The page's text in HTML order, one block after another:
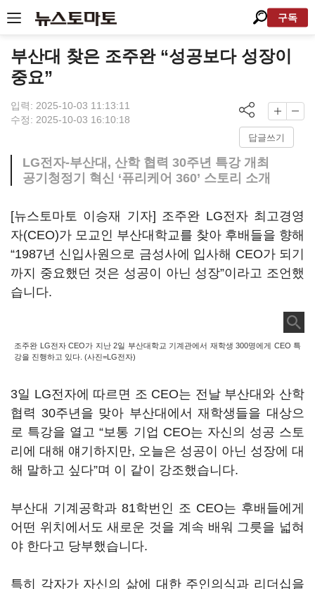
구독
부산대 찾은 조주완 “성공보다 성장이
중요”
입력: 2025-10-03 11:13:11
수정: 2025-10-03 16:10:18
답글쓰기
LG전자-부산대, 산학 협력 30주년 특강 개최
공기청정기 혁신 ‘퓨리케어 360’ 스토리 소개
[뉴스토마토 이승재 기자] 조주완 LG전자 최고경영
자(CEO)가 모교인 부산대학교를 찾아 후배들을 향해
“1987년 신입사원으로 금성사에 입사해 CEO가 되기
까지 중요했던 것은 성공이 아닌 성장”이라고 조언했
습니다.
조주완 LG전자 CEO가 지난 2일 부산대학교 기계관에서 재학생 300명에게 CEO 특
강을 진행하고 있다. (사진=LG전자)
3일 LG전자에 따르면 조 CEO는 전날 부산대와 산학
협력 30주년을 맞아 부산대에서 재학생들을 대상으
로 특강을 열고 “보통 기업 CEO는 자신의 성공 스토
리에 대해 얘기하지만, 오늘은 성공이 아닌 성장에 대
해 말하고 싶다”며 이 같이 강조했습니다.
부산대 기계공학과 81학번인 조 CEO는 후배들에게
어떤 위치에서도 새로운 것을 계속 배워 그릇을 넓혀
야 한다고 당부했습니다.
특히 각자가 자신의 삶에 대한 주인의식과 리더십을